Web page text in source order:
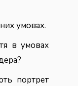
умовах.
в умовах
портрет